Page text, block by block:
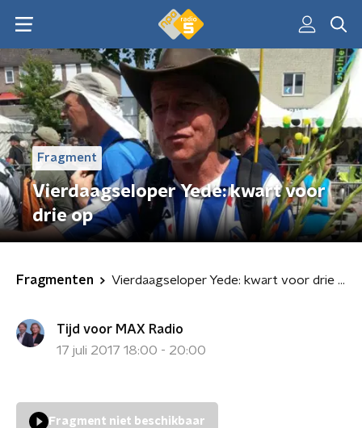
Fragment
Vierdaagseloper Yede: kwart voor
drie op
Fragmenten Vierdaagseloper Yede: kwart voor drie op
Tijd voor MAX Radio
17 juli 2017 18:00 - 20:00
Fragment niet beschikbaar